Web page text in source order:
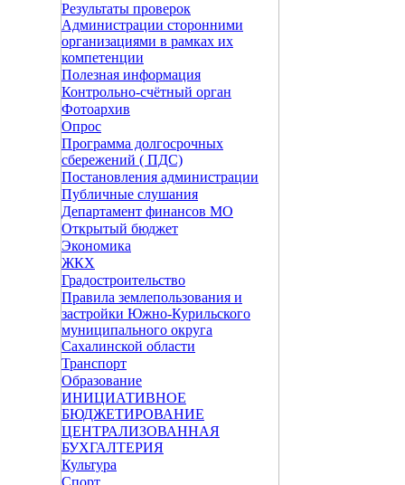
Результаты проверок
Администрации сторонними
организациями в рамках их
компетенции
Полезная информация
Контрольно-счётный орган
Фотоархив
Опрос
Программа долгосрочных
сбережений ( ПДС)
Постановления администрации
Публичные слушания
Департамент финансов МО
Открытый бюджет
Экономика
ЖКХ
Градостроительство
Правила землепользования и
застройки Южно-Курильского
муниципального округа
Сахалинской области
Транспорт
Образование
ИНИЦИАТИВНОЕ
БЮДЖЕТИРОВАНИЕ
ЦЕНТРАЛИЗОВАННАЯ
БУХГАЛТЕРИЯ
Культура
Спорт